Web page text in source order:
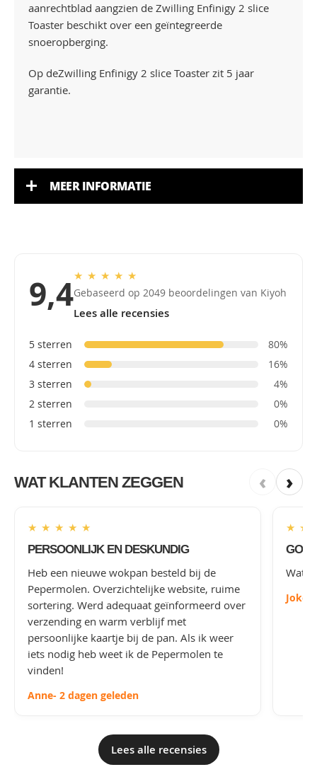
aanrechtblad aangzien de Zwilling Enfinigy 2 slice
Toaster beschikt over een geïntegreerde
snoeropberging.
Op deZwilling Enfinigy 2 slice Toaster zit 5 jaar
garantie.
MEER INFORMATIE
9,4★ ★ ★ ★ ★
Gebaseerd op 2049 beoordelingen van Kiyoh
Lees alle recensies
5 sterren
80%
4 sterren
16%
3 sterren
4%
2 sterren
0%
1 sterren
0%
WAT KLANTEN ZEGGEN ‹ ›
★ ★ ★ ★ ★
PERSOONLIJK EN DESKUNDIG
Heb een nieuwe wokpan besteld bij de
Pepermolen. Overzichtelijke website, ruime
sortering. Werd adequaat geïnformeerd over
verzending en warm verblijf met
persoonlijke kaartje bij de pan. Als ik weer
iets nodig heb weet ik de Pepermolen te
vinden!
Anne- 2 dagen geleden
★ ★
Wat
Joke
Lees alle recensies